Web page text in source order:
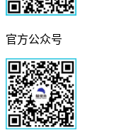
官方公众号